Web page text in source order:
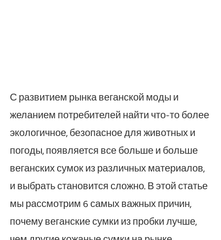
С развитием рынка веганской моды и
желанием потребителей найти что-то более
экологичное, безопасное для животных и
погоды, появляется все больше и больше
веганских сумок из различных материалов,
и выбрать становится сложно. В этой статье
мы рассмотрим 6 самых важных причин,
почему веганские сумки из пробки лучше,